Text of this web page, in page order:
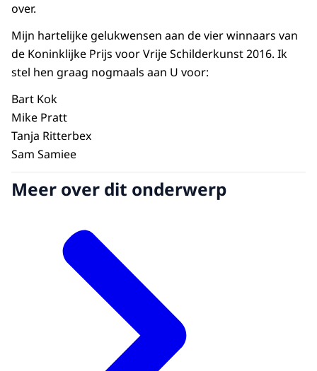
over.
Mijn hartelijke gelukwensen aan de vier winnaars van
de Koninklijke Prijs voor Vrije Schilderkunst 2016. Ik
stel hen graag nogmaals aan U voor:
Bart Kok
Mike Pratt
Tanja Ritterbex
Sam Samiee
Meer over dit onderwerp